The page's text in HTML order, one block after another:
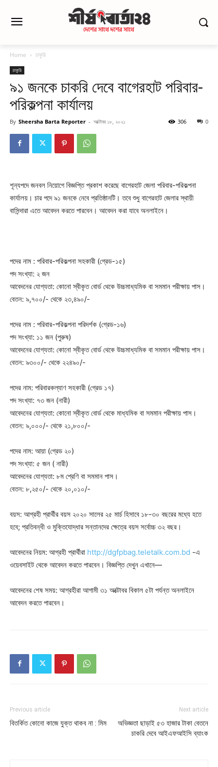
Home চাকুরি
চাকুরি
৯১ জনকে চাকরি দেবে বাগেরহাট পরিবার-
পরিকল্পনা কার্যালয়
By Sheersha Barta Reporter - অক্টোবর ১৮, ২০২১ 0
306
শূন্যপদে জনবল নিয়োগে বিজ্ঞপ্তি প্রকাশ করেছে বাগেরহাট জেলা পরিবার-পরিকল্পনা
কার্যালয়। চার পদে ৯১ জনকে নেবে প্রতিষ্ঠানটি। তবে শুধু বাগেরহাট জেলার স্থায়ী
বাসিন্দারা এতে আবেদন করতে পারবেন। আবেদন করা যাবে অনলাইনে।
পদের নাম : পরিবার-পরিকল্পনা সহকারী (গ্রেড-১৫)
পদ সংখ্যা: ২ জন
আবেদনের যোগ্যতা: কোনো স্বীকৃত বোর্ড থেকে উচ্চমাধ্যমিক বা সমমান পরীক্ষায় পাস।
বেতন: ৯,৭০০/- থেকে ২৩,৪৯০/-
পদের নাম : পরিবার-পরিকল্পনা পরিদর্শক (গ্রেড-১৬)
পদ সংখ্যা: ১১ জন (পুরুষ)
আবেদনের যোগ্যতা: কোনো স্বীকৃত বোর্ড থেকে উচ্চমাধ্যমিক বা সমমান পরীক্ষায় পাস।
বেতন: ৯৩০০/- থেকে ২২৪৯০/-
পদের নাম: পরিবারকল্যাণ সহকারী (গ্রেড ১৭)
পদ সংখ্যা: ৭৩ জন (নারী)
আবেদনের যোগ্যতা: কোনো স্বীকৃত বোর্ড থেকে মাধ্যমিক বা সমমান পরীক্ষায় পাস।
বেতন: ৯,০০০/- থেকে ২১,৮০০/-
পদের নাম: আয়া (গ্রেড ২০)
পদ সংখ্যা: ৫ জন ( নারী)
আবেদনের যোগ্যতা: ৮ম শ্রেণি বা সমমান পাস।
বেতন: ৮,২৫০/- থেকে ২০,০১০/-
বয়স: আগ্রহী প্রার্থীর বয়স ২০২০ সালের ২৫ মার্চ হিসাবে ১৮-৩০ বছরের মধ্যে হতে
হবে; প্রতিবন্ধী ও মুক্তিযোদ্ধার সন্তানদের ক্ষেত্রে বয়স সর্বোচ্চ ৩২ বছর।
আবেদনের নিয়ম: আগ্রহী প্রার্থীরা http://dgfpbag.teletalk.com.bd -এ
ওয়েবসাইট থেকে আবেদন করতে পারবেন। বিজ্ঞপ্তি দেখুন এখানে—
আবেদনের শেষ সময়: আগ্রহীরা আগামী ৩১ অক্টোবর বিকাল ৫টা পর্যন্ত অনলাইনে
আবেদন করতে পারবেন।
Previous article
বিতর্কিত কোনো কাজে যুক্ত থাকব না : মিম
Next article
অভিজ্ঞতা ছাড়াই ৫৩ হাজার টাকা বেতনে
চাকরি দেবে আইএফআইসি ব্যাংক